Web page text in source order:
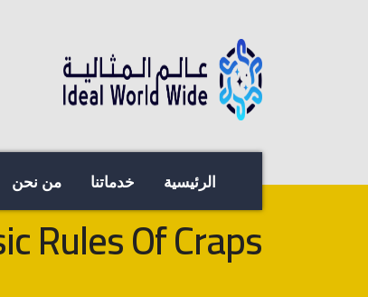
الرئيسية خدماتنا من نحن
Rules Of Craps